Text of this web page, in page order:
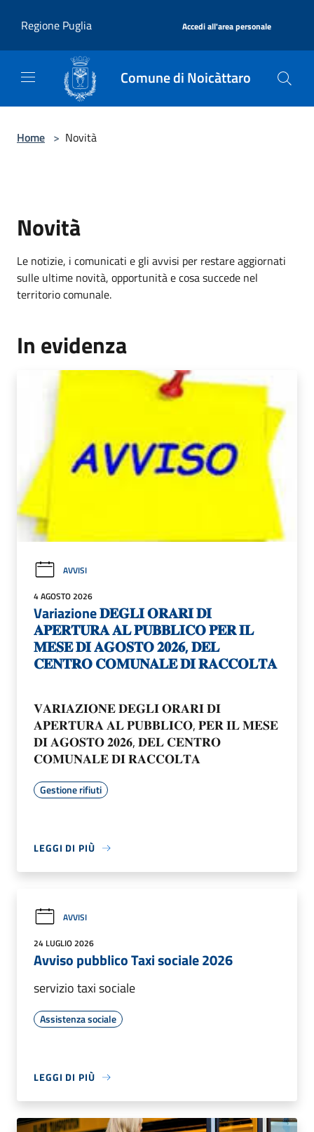
Regione Puglia
Accedi all'area personale
Comune di Noicàttaro
Home > Novità
Novità
Le notizie, i comunicati e gli avvisi per restare aggiornati
sulle ultime novità, opportunità e cosa succede nel
territorio comunale.
In evidenza
AVVISI
4 AGOSTO 2026
Variazione 𝐃𝐄𝐆𝐋𝐈 𝐎𝐑𝐀𝐑𝐈 𝐃𝐈
𝐀𝐏𝐄𝐑𝐓𝐔𝐑𝐀 𝐀𝐋 𝐏𝐔𝐁𝐁𝐋𝐈𝐂𝐎 𝐏𝐄𝐑 𝐈𝐋
𝐌𝐄𝐒𝐄 𝐃𝐈 𝐀𝐆𝐎𝐒𝐓𝐎 𝟐𝟎𝟐𝟔, 𝐃𝐄𝐋
𝐂𝐄𝐍𝐓𝐑𝐎 𝐂𝐎𝐌𝐔𝐍𝐀𝐋𝐄 𝐃𝐈 𝐑𝐀𝐂𝐂𝐎𝐋𝐓𝐀
𝐕𝐀𝐑𝐈𝐀𝐙𝐈𝐎𝐍𝐄 𝐃𝐄𝐆𝐋𝐈 𝐎𝐑𝐀𝐑𝐈 𝐃𝐈
𝐀𝐏𝐄𝐑𝐓𝐔𝐑𝐀 𝐀𝐋 𝐏𝐔𝐁𝐁𝐋𝐈𝐂𝐎, 𝐏𝐄𝐑 𝐈𝐋 𝐌𝐄𝐒𝐄
𝐃𝐈 𝐀𝐆𝐎𝐒𝐓𝐎 𝟐𝟎𝟐𝟔, 𝐃𝐄𝐋 𝐂𝐄𝐍𝐓𝐑𝐎
𝐂𝐎𝐌𝐔𝐍𝐀𝐋𝐄 𝐃𝐈 𝐑𝐀𝐂𝐂𝐎𝐋𝐓𝐀
Gestione rifiuti
LEGGI DI PIÙ
AVVISI
24 LUGLIO 2026
Avviso pubblico Taxi sociale 2026
servizio taxi sociale
Assistenza sociale
LEGGI DI PIÙ